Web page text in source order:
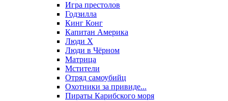
Игра престолов
Годзилла
Кинг Конг
Капитан Америка
Люди X
Люди в Чёрном
Матрица
Мстители
Отряд самоубийц
Охотники за привиде...
Пираты Карибского моря